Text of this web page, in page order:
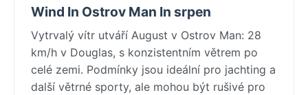
Wind In Ostrov Man In srpen
Vytrvalý vítr utváří August v Ostrov Man: 28
km/h v Douglas, s konzistentním větrem po
celé zemi. Podmínky jsou ideální pro jachting a
další větrné sporty, ale mohou být rušivé pro